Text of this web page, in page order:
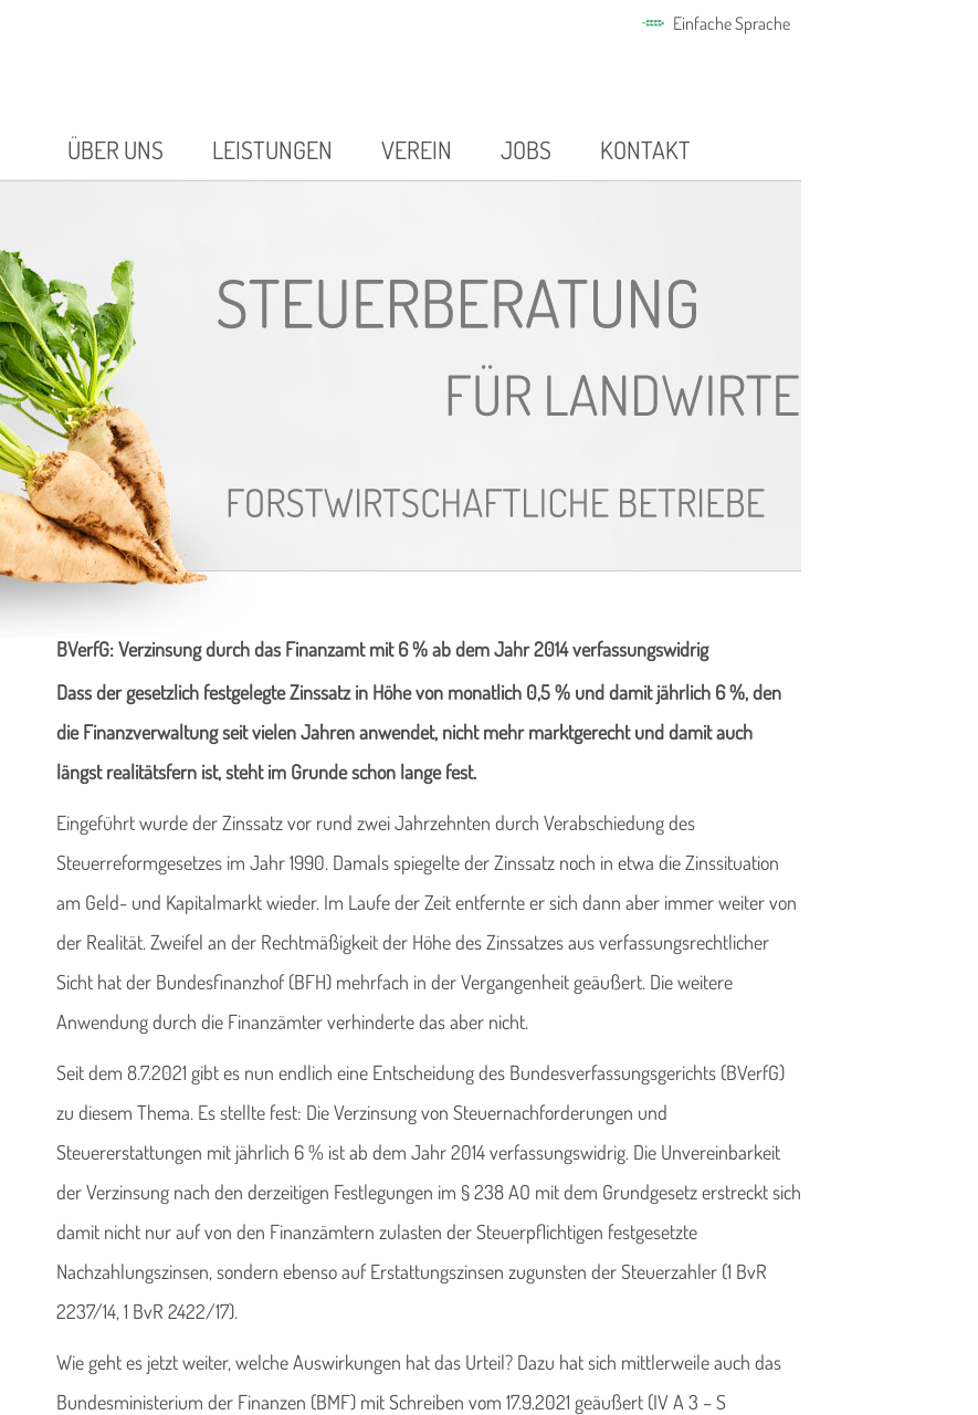
Einfache Sprache
ÜBER UNS LEISTUNGEN VEREIN JOBS KONTAKT
BVerfG: Verzinsung durch das Finanzamt mit 6 % ab dem Jahr 2014 verfassungswidrig
Dass der gesetzlich festgelegte Zinssatz in Höhe von monatlich 0,5 % und damit jährlich 6 %, den
die Finanzverwaltung seit vielen Jahren anwendet, nicht mehr marktgerecht und damit auch
längst realitätsfern ist, steht im Grunde schon lange fest.
Eingeführt wurde der Zinssatz vor rund zwei Jahrzehnten durch Verabschiedung des
Steuerreformgesetzes im Jahr 1990. Damals spiegelte der Zinssatz noch in etwa die Zinssituation
am Geld- und Kapitalmarkt wieder. Im Laufe der Zeit entfernte er sich dann aber immer weiter von
der Realität. Zweifel an der Rechtmäßigkeit der Höhe des Zinssatzes aus verfassungsrechtlicher
Sicht hat der Bundesfinanzhof (BFH) mehrfach in der Vergangenheit geäußert. Die weitere
Anwendung durch die Finanzämter verhinderte das aber nicht.
Seit dem 8.7.2021 gibt es nun endlich eine Entscheidung des Bundesverfassungsgerichts (BVerfG)
zu diesem Thema. Es stellte fest: Die Verzinsung von Steuernachforderungen und
Steuererstattungen mit jährlich 6 % ist ab dem Jahr 2014 verfassungswidrig. Die Unvereinbarkeit
der Verzinsung nach den derzeitigen Festlegungen im § 238 AO mit dem Grundgesetz erstreckt sich
damit nicht nur auf von den Finanzämtern zulasten der Steuerpflichtigen festgesetzte
Nachzahlungszinsen, sondern ebenso auf Erstattungszinsen zugunsten der Steuerzahler (1 BvR
2237/14, 1 BvR 2422/17).
Wie geht es jetzt weiter, welche Auswirkungen hat das Urteil? Dazu hat sich mittlerweile auch das
Bundesministerium der Finanzen (BMF) mit Schreiben vom 17.9.2021 geäußert (IV A 3 – S